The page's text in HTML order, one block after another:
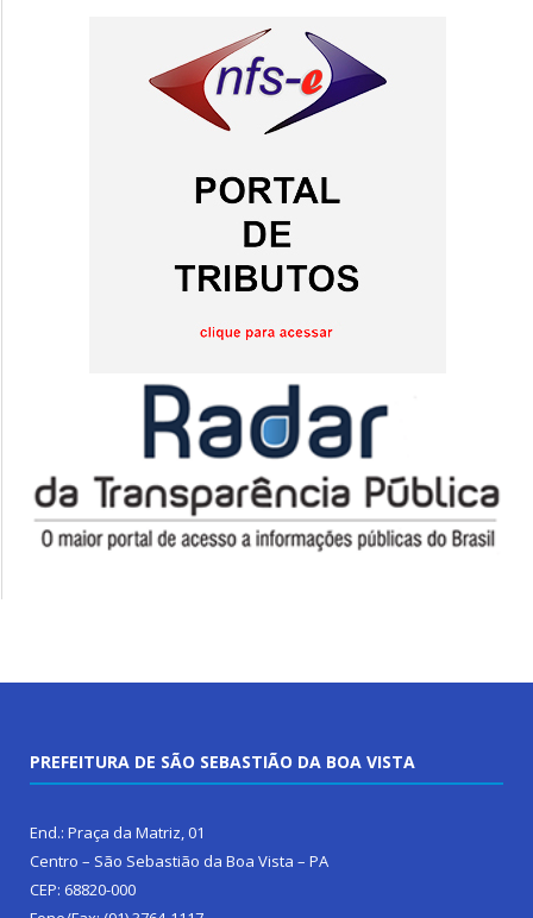
PREFEITURA DE SÃO SEBASTIÃO DA BOA VISTA
End.: Praça da Matriz, 01
Centro – São Sebastião da Boa Vista – PA
CEP: 68820-000